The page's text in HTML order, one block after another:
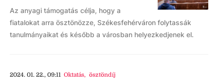
Az anyagi támogatás célja, hogy a
fiatalokat arra ösztönözze, Székesfehérváron folytassák
tanulmányaikat és később a városban helyezkedjenek el.
2024. 01. 22., 09:11 Oktatás, ösztöndíj